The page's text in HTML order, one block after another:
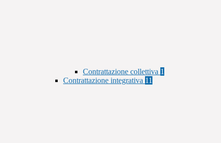
Contrattazione collettiva 1
Contrattazione integrativa 11